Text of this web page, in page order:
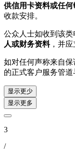
供信用卡资料或任
收款安排。
公众人士如收到该类
人或财务资料，并应
如对任何声称来自
的正式客户服务管道
显示更少
显示更多
3
/